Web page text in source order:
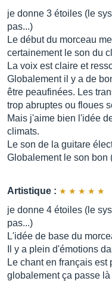
je donne 3 étoiles (le
pas...)
Le début du morceau
certainement le son du
La voix est claire et
Globalement il y a de
être peaufinées. Les
trop abruptes ou floues
Mais j'aime bien l'idée
climats.
Le son de la guitare
Globalement le son bon
Artistique :
je donne 4 étoiles (le
pas...)
L'idée de base du
Il y a plein d'émotions
Le chant en français est
globalement ça passe